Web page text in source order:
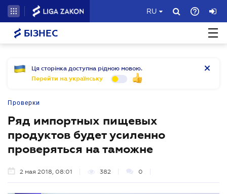
RU
БІЗНЕС
Ця сторінка доступна рідною мовою.
Перейти на українську
Проверки
Ряд импортных пищевых
продуктов будет усиленно
проверяться на таможне
2 мая 2018, 08:01 382 0